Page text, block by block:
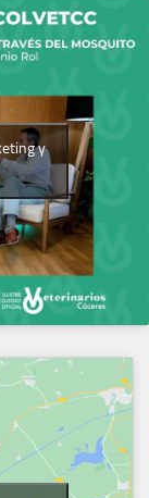
y